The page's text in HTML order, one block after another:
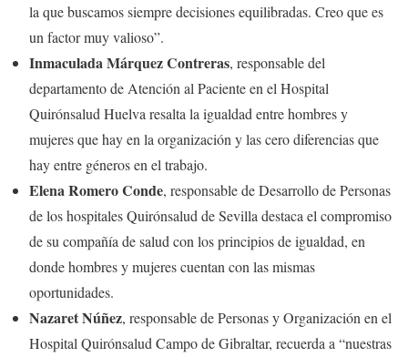
la que buscamos siempre decisiones equilibradas. Creo que es
un factor muy valioso”.
Inmaculada Márquez Contreras, responsable del
departamento de Atención al Paciente en el Hospital
Quirónsalud Huelva resalta la igualdad entre hombres y
mujeres que hay en la organización y las cero diferencias que
hay entre géneros en el trabajo.
Elena Romero Conde, responsable de Desarrollo de Personas
de los hospitales Quirónsalud de Sevilla destaca el compromiso
de su compañía de salud con los principios de igualdad, en
donde hombres y mujeres cuentan con las mismas
oportunidades.
Nazaret Núñez, responsable de Personas y Organización en el
Hospital Quirónsalud Campo de Gibraltar, recuerda a “nuestras